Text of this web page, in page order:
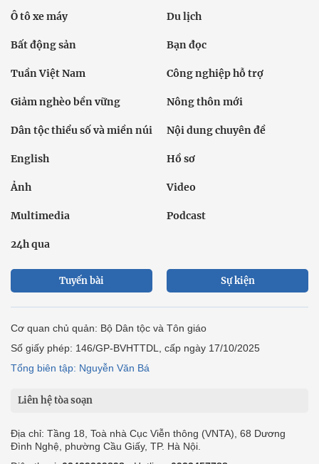
Ô tô xe máy Du lịch
Bất động sản Bạn đọc
Tuần Việt Nam Công nghiệp hỗ trợ
Giảm nghèo bền vững Nông thôn mới
Dân tộc thiểu số và miền núi Nội dung chuyên đề
English Hồ sơ
Ảnh Video
Multimedia Podcast
24h qua
Tuyến bài Sự kiện
Cơ quan chủ quản: Bộ Dân tộc và Tôn giáo
Số giấy phép: 146/GP-BVHTTDL, cấp ngày 17/10/2025
Tổng biên tập: Nguyễn Văn Bá
Liên hệ tòa soạn
Địa chỉ: Tầng 18, Toà nhà Cục Viễn thông (VNTA), 68 Dương
Đình Nghệ, phường Cầu Giấy, TP. Hà Nội.